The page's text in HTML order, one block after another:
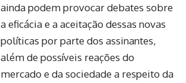
ainda podem provocar debates sobre
a eficácia e a aceitação dessas novas
políticas por parte dos assinantes,
além de possíveis reações do
mercado e da sociedade a respeito da